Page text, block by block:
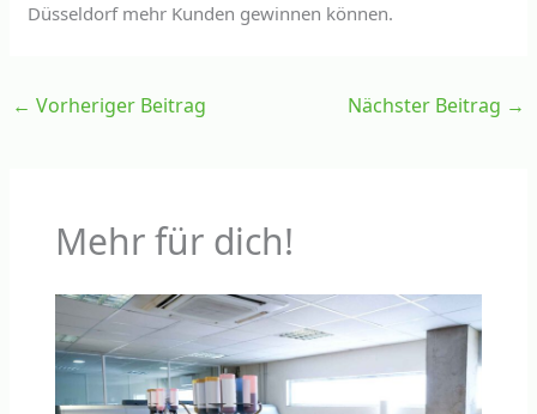
Düsseldorf mehr Kunden gewinnen können.
← Vorheriger Beitrag Nächster Beitrag →
Mehr für dich!